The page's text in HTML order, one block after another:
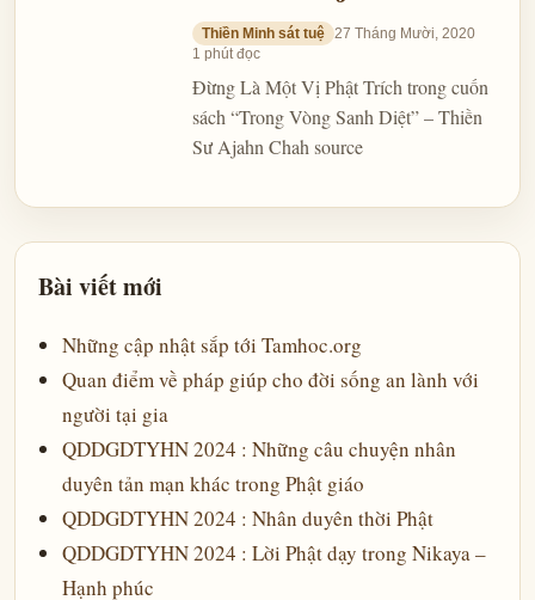
Thiền Minh sát tuệ 27 Tháng Mười, 2020
1 phút đọc
Đừng Là Một Vị Phật Trích trong cuốn
sách “Trong Vòng Sanh Diệt” – Thiền
Sư Ajahn Chah source
Bài viết mới
Những cập nhật sắp tới Tamhoc.org
Quan điểm về pháp giúp cho đời sống an lành với
người tại gia
QDDGDTYHN 2024 : Những câu chuyện nhân
duyên tản mạn khác trong Phật giáo
QDDGDTYHN 2024 : Nhân duyên thời Phật
QDDGDTYHN 2024 : Lời Phật dạy trong Nikaya –
Hạnh phúc